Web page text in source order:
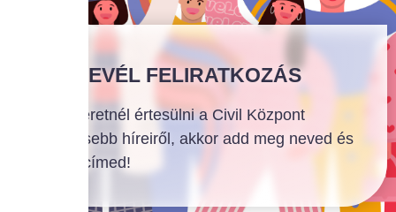
HÍRLEVÉL FELIRATKOZÁS
Ha szeretnél értesülni a Civil Központ
legfrissebb híreiről, akkor add meg neved és
email címed!